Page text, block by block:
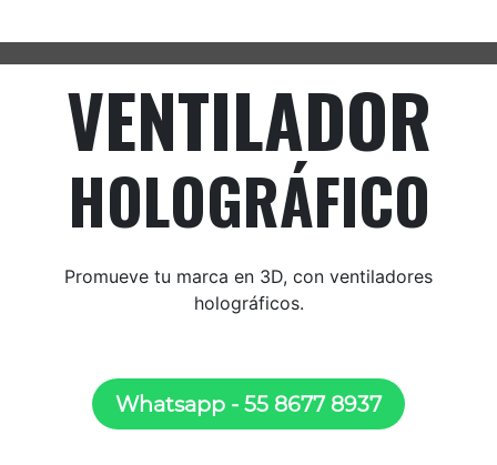
VENTILADOR
HOLOGRÁFICO
Promueve tu marca en 3D, con ventiladores
holográficos.
Wha​​tsapp - 55 8677 8​​​​​​937